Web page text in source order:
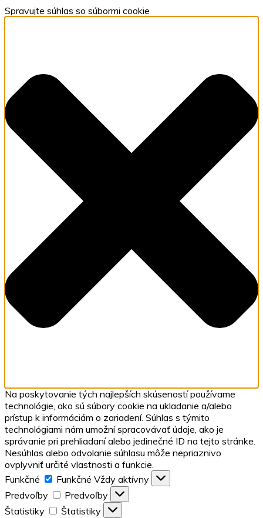
Spravujte súhlas so súbormi cookie
Na poskytovanie tých najlepších skúseností používame
technológie, ako sú súbory cookie na ukladanie a/alebo
prístup k informáciám o zariadení. Súhlas s týmito
technológiami nám umožní spracovávať údaje, ako je
správanie pri prehliadaní alebo jedinečné ID na tejto stránke.
Nesúhlas alebo odvolanie súhlasu môže nepriaznivo
ovplyvniť určité vlastnosti a funkcie.
Funkčné
Funkčné Vždy aktívny
Predvoľby
Predvoľby
Štatistiky
Štatistiky